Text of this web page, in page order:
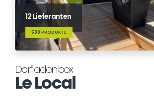
12 Lieferanten
588 PRODUKTE
Dorfladenbox
Le Local